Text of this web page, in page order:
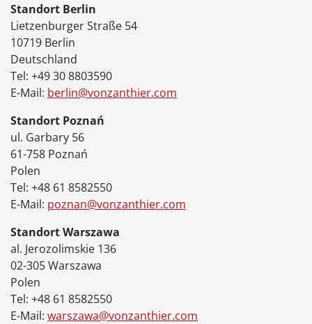
Standort Berlin
Lietzenburger Straße 54
10719 Berlin
Deutschland
Tel: +49 30 8803590
E-Mail: berlin@vonzanthier.com
Standort Poznań
ul. Garbary 56
61-758 Poznań
Polen
Tel: +48 61 8582550
E-Mail: poznan@vonzanthier.com
Standort Warszawa
al. Jerozolimskie 136
02-305 Warszawa
Polen
Tel: +48 61 8582550
E-Mail: warszawa@vonzanthier.com